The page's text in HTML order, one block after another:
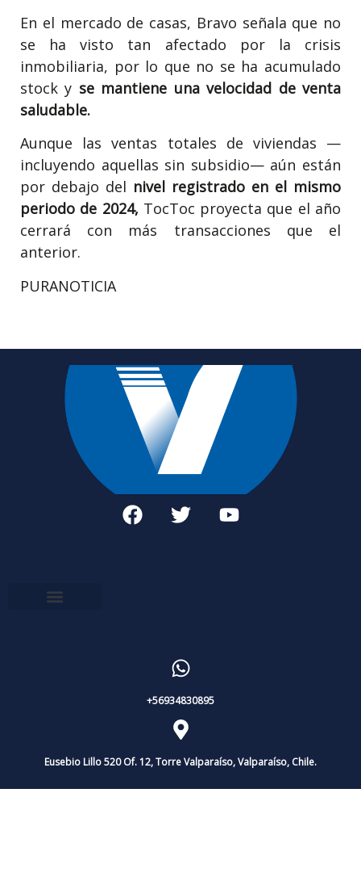
En el mercado de casas, Bravo señala que no
se ha visto tan afectado por la crisis
inmobiliaria, por lo que no se ha acumulado
stock y se mantiene una velocidad de venta
saludable.
Aunque las ventas totales de viviendas —
incluyendo aquellas sin subsidio— aún están
por debajo del nivel registrado en el mismo
periodo de 2024, TocToc proyecta que el año
cerrará con más transacciones que el
anterior.
PURANOTICIA
+56934830895
Eusebio Lillo 520 Of. 12, Torre Valparaíso, Valparaíso, Chile.